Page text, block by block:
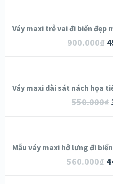
Váy maxi trễ vai đi biển đẹp
900.000₫
Váy maxi dài sát nách họa
550.000₫
Mẫu váy maxi hở lưng đi
560.000₫